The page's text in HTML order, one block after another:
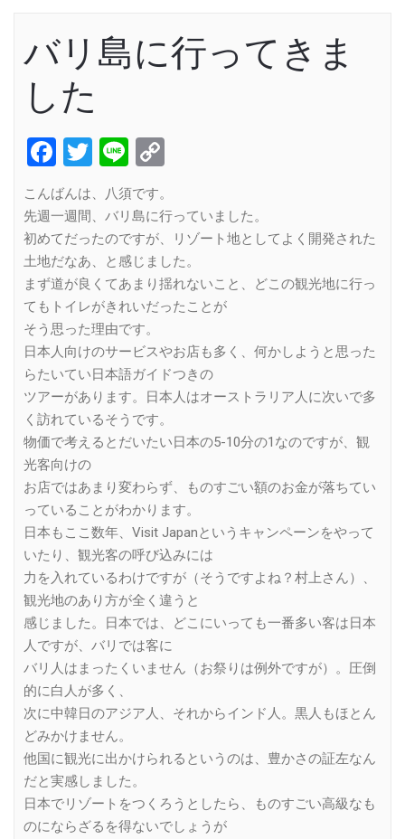
バリ島に行ってきま
した
Facebook
Twitter
Line
こんばんは、八須です。
先週一週間、バリ島に行っていました。
初めてだったのですが、リゾート地としてよく開発された
土地だなあ、と感じました。
まず道が良くてあまり揺れないこと、どこの観光地に行っ
てもトイレがきれいだったことが
そう思った理由です。
日本人向けのサービスやお店も多く、何かしようと思った
らたいてい日本語ガイドつきの
ツアーがあります。日本人はオーストラリア人に次いで多
く訪れているそうです。
物価で考えるとだいたい日本の5-10分の1なのですが、観
光客向けの
お店ではあまり変わらず、ものすごい額のお金が落ちてい
っていることがわかります。
日本もここ数年、Visit Japanというキャンペーンをやって
いたり、観光客の呼び込みには
力を入れているわけですが（そうですよね？村上さん）、
観光地のあり方が全く違うと
感じました。日本では、どこにいっても一番多い客は日本
人ですが、バリでは客に
バリ人はまったくいません（お祭りは例外ですが）。圧倒
的に白人が多く、
次に中韓日のアジア人、それからインド人。黒人もほとん
どみかけません。
他国に観光に出かけられるというのは、豊かさの証左なん
だと実感しました。
日本でリゾートをつくろうとしたら、ものすごい高級なも
のにならざるを得ないでしょうが